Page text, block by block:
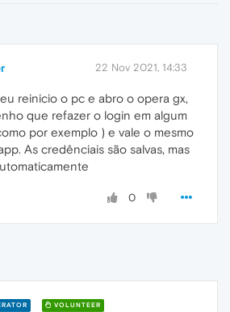
22 Nov 2021, 14:33
reinicio o pc e abro o opera gx,
que refazer o login em algum
por exemplo ) e vale o mesmo
As credênciais são salvas, mas
0
VOLUNTEER